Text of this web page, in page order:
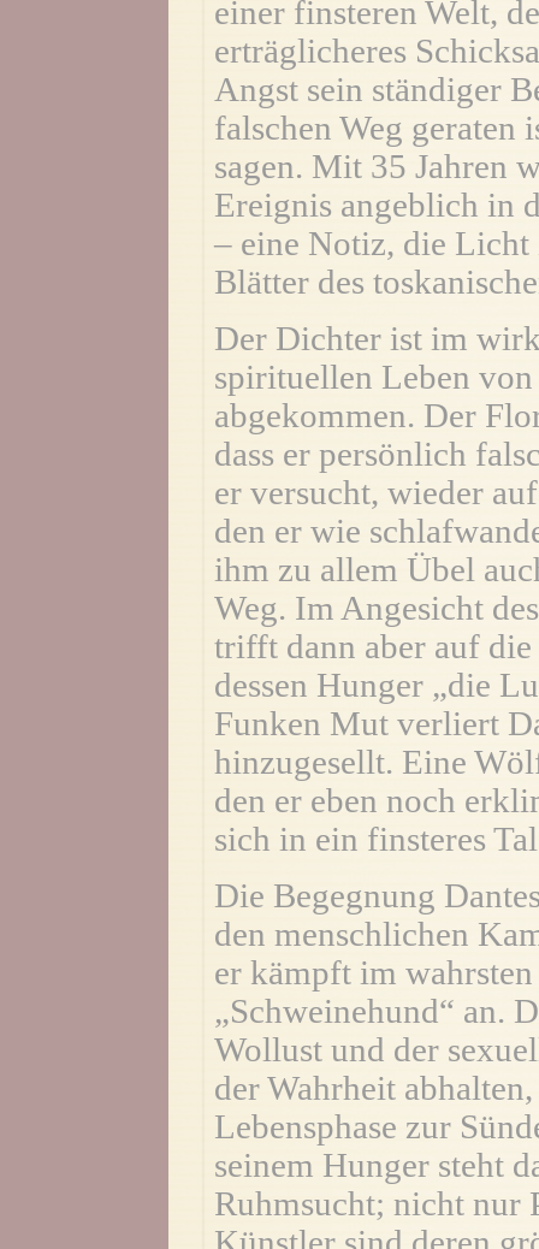
einer finsteren Welt,
erträglicheres
Angst sein ständiger
falschen Weg geraten
sagen. Mit 35 Jahren
Ereignis angeblich in
– eine Notiz, die Licht
Blätter des
Der Dichter ist im
spirituellen Leben
abgekommen. Der
dass er persönlich
er versucht, wieder
den er wie
ihm zu allem Übel
Weg. Im Angesicht
trifft dann aber auf
dessen Hunger „die
Funken Mut verliert
hinzugesellt. Eine
den er eben noch
sich in ein finsteres
Die Begegnung
den menschlichen
er kämpft im
„Schweinehund“ an.
Wollust und der
der Wahrheit
Lebensphase zur
seinem Hunger steht
Ruhmsucht; nicht nur